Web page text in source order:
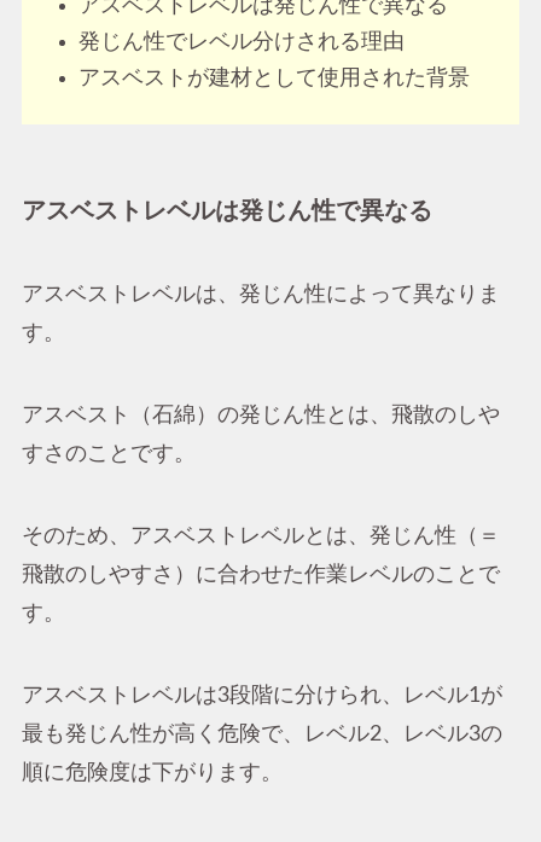
アスベストレベルは発じん性で異なる
発じん性でレベル分けされる理由
アスベストが建材として使用された背景
アスベストレベルは発じん性で異なる
アスベストレベルは、発じん性によって異なりま
す。
アスベスト（石綿）の発じん性とは、飛散のしや
すさのことです。
そのため、アスベストレベルとは、発じん性（＝
飛散のしやすさ）に合わせた作業レベルのことで
す。
アスベストレベルは3段階に分けられ、レベル1が
最も発じん性が高く危険で、レベル2、レベル3の
順に危険度は下がります。